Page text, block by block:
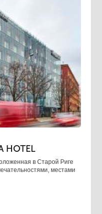
HOTEL
в Старой Риге
местами